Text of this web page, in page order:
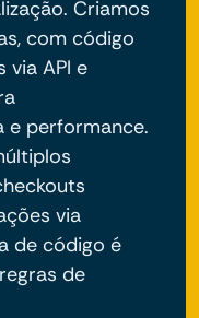
Criamos
com código
via API e
e performance.
via
de código é
de